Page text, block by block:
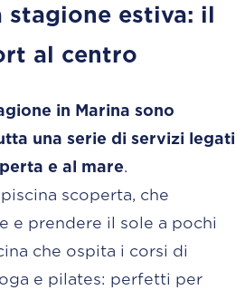
stagione estiva: il
al centro
in Marina sono
una serie di servizi legati
e al mare.
scoperta, che
e prendere il sole a pochi
che ospita i corsi di
e pilates: perfetti per